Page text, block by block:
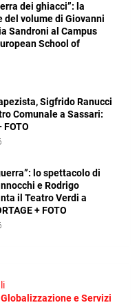
dei ghiacci”: la
del volume di Giovanni
Sandroni al Campus
School of
Sigfrido Ranucci
Comunale a Sassari:
FOTO
lo spettacolo di
e Rodrigo
il Teatro Verdi a
+ FOTO
e Servizi